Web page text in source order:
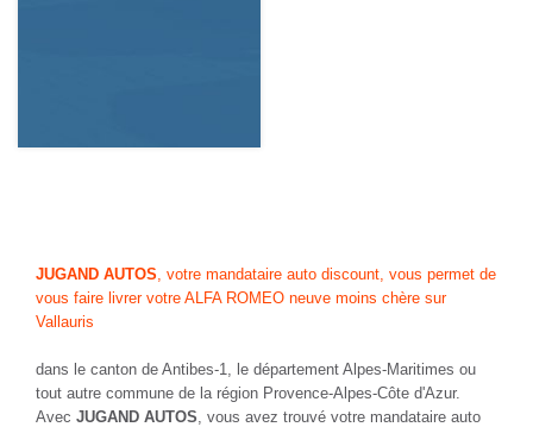
JUGAND AUTOS , votre mandataire auto discount, vous permet de
vous faire livrer votre ALFA ROMEO neuve moins chère sur
Vallauris
dans le canton de Antibes-1, le département Alpes-Maritimes ou
tout autre commune de la région Provence-Alpes-Côte d'Azur.
Avec JUGAND AUTOS , vous avez trouvé votre mandataire auto